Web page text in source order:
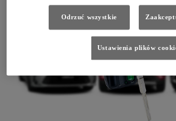
Odrzuć wszystkie
Ustawienia plików